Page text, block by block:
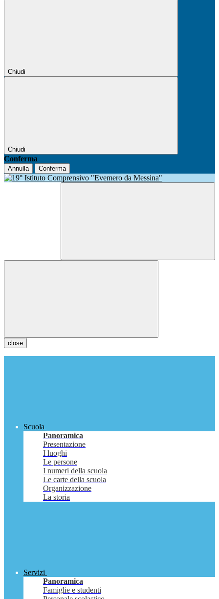
Chiudi
Chiudi
Conferma
Annulla Conferma
close
Scuola
Panoramica
Presentazione
I luoghi
Le persone
I numeri della scuola
Le carte della scuola
Organizzazione
La storia
Servizi
Panoramica
Famiglie e studenti